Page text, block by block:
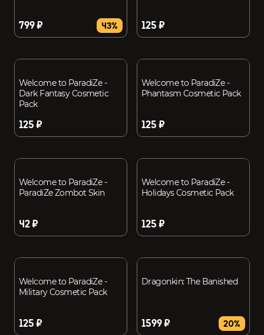
799 ₽ 43% 125 ₽
Welcome to ParadiZe -
Dark Fantasy Cosmetic
Pack
125 ₽
Welcome to ParadiZe -
Phantasm Cosmetic Pack
125 ₽
Welcome to ParadiZe -
ParadiZe Zombot Skin
42 ₽
Welcome to ParadiZe -
Holidays Cosmetic Pack
125 ₽
Welcome to ParadiZe -
Military Cosmetic Pack
125 ₽
Dragonkin: The Banished
1599 ₽ 20%